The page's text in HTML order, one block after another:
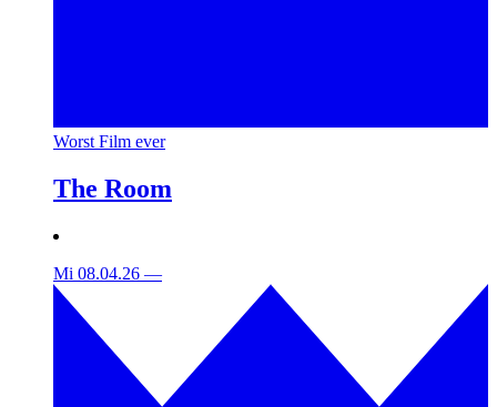
Worst Film ever
The Room
Mi 08.04.26 —